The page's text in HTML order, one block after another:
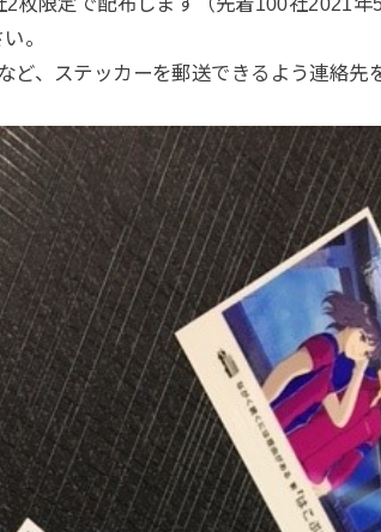
。
ど、ステッカーを郵送できるよう連絡先